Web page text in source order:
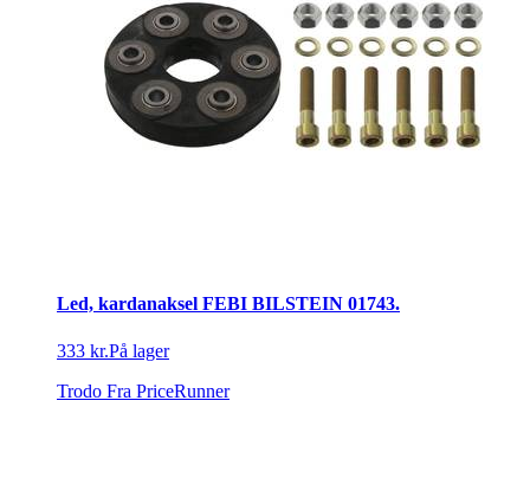
Led, kardanaksel FEBI BILSTEIN 01743.
333 kr.På lager
Trodo Fra PriceRunner